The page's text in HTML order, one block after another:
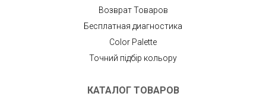
Возврат Товаров
Бесплатная диагностика
Color Palette
Точний підбір кольору
КАТАЛОГ ТОВАРОВ